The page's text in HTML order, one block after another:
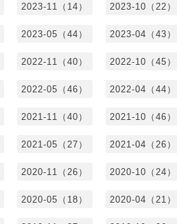
2023-11（14） 2023-10（22）
2023-05（44） 2023-04（43）
2022-11（40） 2022-10（45）
2022-05（46） 2022-04（44）
2021-11（40） 2021-10（46）
2021-05（27） 2021-04（26）
2020-11（26） 2020-10（24）
2020-05（18） 2020-04（21）